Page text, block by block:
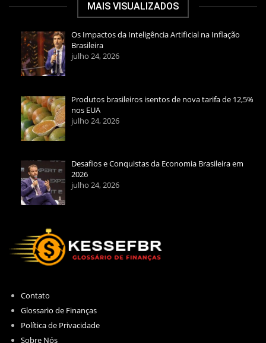
MAIS VISUALIZADOS
Os Impactos da Inteligência Artificial na Inflação
Brasileira
julho 24, 2026
Produtos brasileiros isentos de nova tarifa de 12,5%
nos EUA
julho 24, 2026
Desafios e Conquistas da Economia Brasileira em
2026
julho 24, 2026
Contato
Glossario de Finanças
Política de Privacidade
Sobre Nós